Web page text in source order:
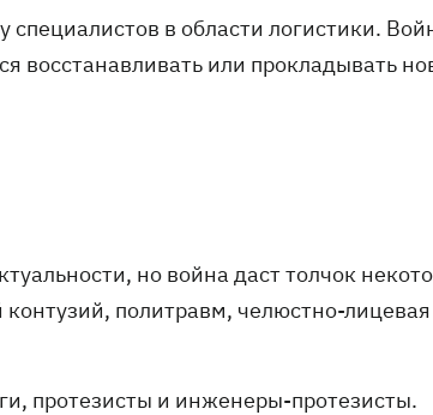
специалистов в области логистики.
восстанавливать или прокладывать
но война даст толчок
политравм, челюстно-лицевая
протезисты и инженеры-протезисты.